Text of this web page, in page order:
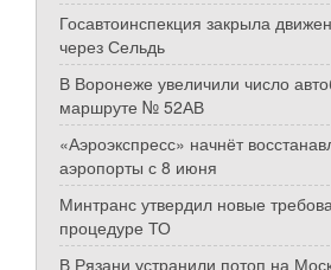
Госавтоинспекция закрыла
через Сельдь
В Воронеже увеличили число
маршруте № 52АВ
«Аэроэкспресс» начнёт
аэропорты с 8 июня
Минтранс утвердил новые
процедуре ТО
В Рязани устранили потоп на